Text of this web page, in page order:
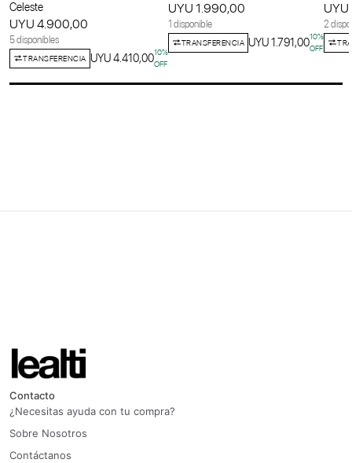
Celeste
UYU 4.900,00
5 disponibles
TRANSFERENCIA UYU 4.410,0010%
OFF
UYU 1.990,00
1 disponible
TRANSFERENCIA UYU 1.791,0010%
OFF
2
Contacto
¿Necesitas ayuda con tu compra?
Sobre Nosotros
Contáctanos